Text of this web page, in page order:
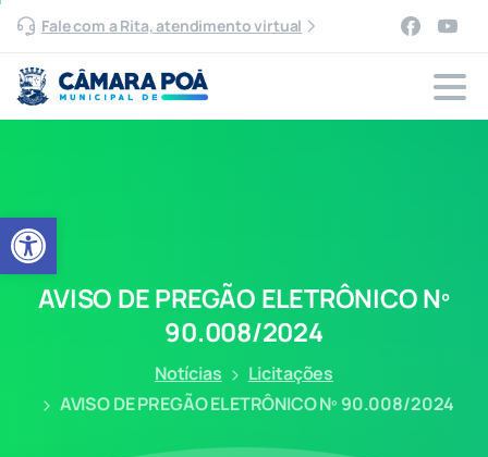
Abrir a barra de ferramentas
Fale com a Rita, atendimento virtual
AVISO DEPREGÃO ELETRÔNICONº
90.008/2024
Notícias
Licitações
AVISO DE PREGÃO ELETRÔNICO Nº 90.008/2024